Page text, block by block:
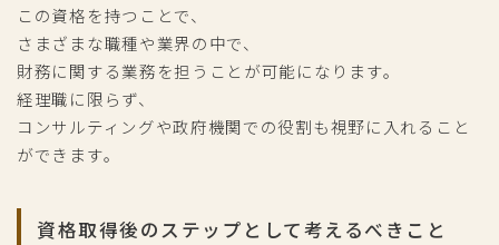
この資格を持つことで、
さまざまな職種や業界の中で、
財務に関する業務を担うことが可能になります。
経理職に限らず、
コンサルティングや政府機関での役割も視野に入れること
ができます。
資格取得後のステップとして考えるべきこと